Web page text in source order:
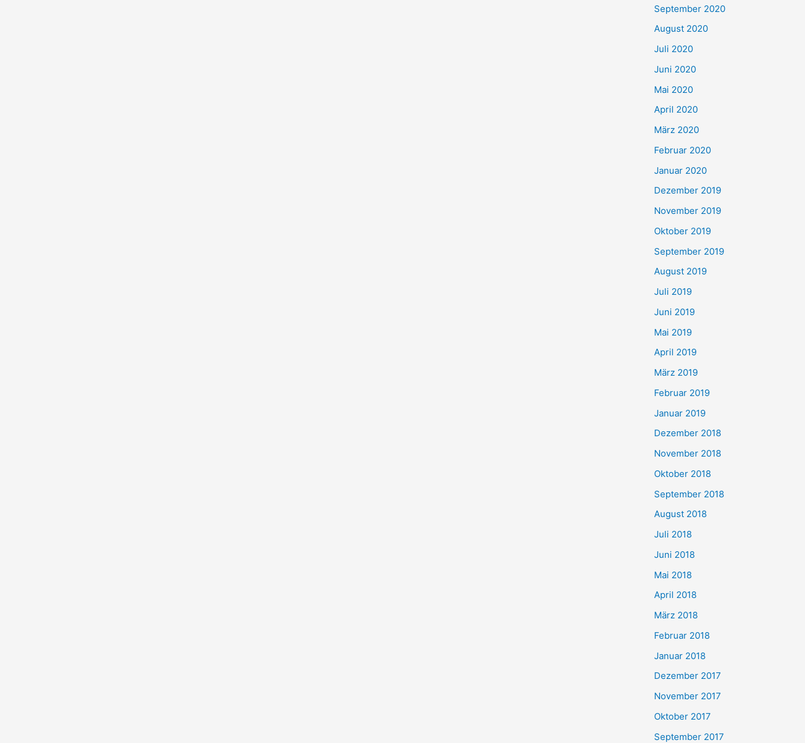
September 2020
August 2020
Juli 2020
Juni 2020
Mai 2020
April 2020
März 2020
Februar 2020
Januar 2020
Dezember 2019
November 2019
Oktober 2019
September 2019
August 2019
Juli 2019
Juni 2019
Mai 2019
April 2019
März 2019
Februar 2019
Januar 2019
Dezember 2018
November 2018
Oktober 2018
September 2018
August 2018
Juli 2018
Juni 2018
Mai 2018
April 2018
März 2018
Februar 2018
Januar 2018
Dezember 2017
November 2017
Oktober 2017
September 2017